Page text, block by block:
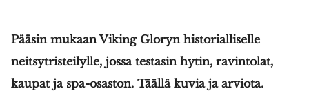
Pääsin mukaan Viking Gloryn historialliselle
neitsytristeilylle, jossa testasin hytin, ravintolat,
kaupat ja spa-osaston. Täällä kuvia ja arviota.